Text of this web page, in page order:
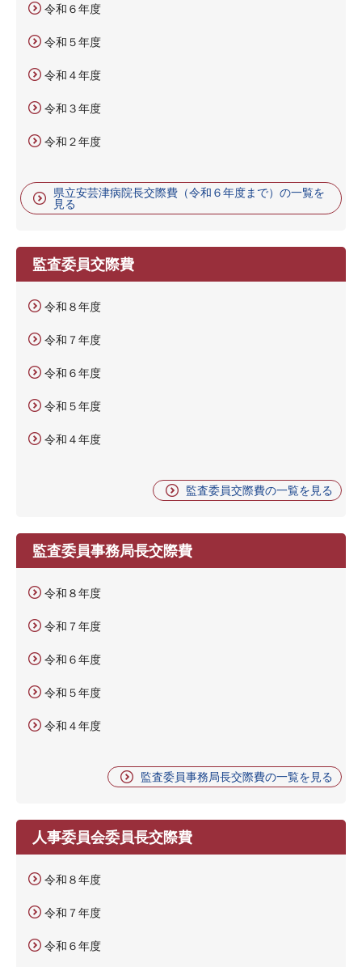
令和６年度
令和５年度
令和４年度
令和３年度
令和２年度
県立安芸津病院長交際費（令和６年度まで）の一覧を
見る
監査委員交際費
令和８年度
令和７年度
令和６年度
令和５年度
令和４年度
監査委員交際費の一覧を見る
監査委員事務局長交際費
令和８年度
令和７年度
令和６年度
令和５年度
令和４年度
監査委員事務局長交際費の一覧を見る
人事委員会委員長交際費
令和８年度
令和７年度
令和６年度